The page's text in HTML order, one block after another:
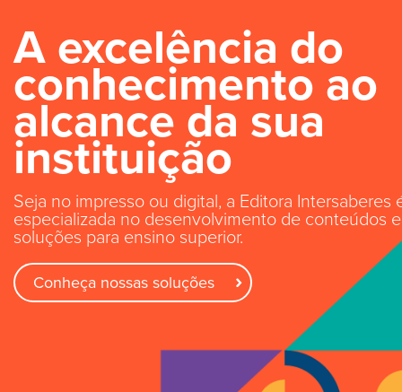
A excelência do
conhecimento ao
alcance da sua
instituição
Seja no impresso ou digital, a Editora Intersaberes
especializada no desenvolvimento de conteúdos e
soluções para ensino superior.
Conheça nossas soluções